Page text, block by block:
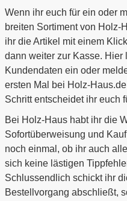
Wenn ihr euch für ein oder
breiten Sortiment von Holz-
ihr die Artikel mit einem
dann weiter zur Kasse. Hier
Kundendaten ein oder
ersten Mal bei Holz-
Schritt entscheidet ihr euch
Bei Holz-Haus habt ihr die
Sofortüberweisung und
noch einmal, ob ihr auch
sich keine lästigen
Schlussendlich schickt ihr
Bestellvorgang abschließt,